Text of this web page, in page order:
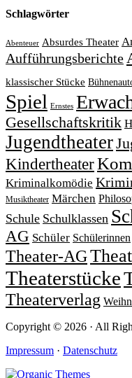
Schlagwörter
Abenteuer Absurdes Theater
Aufführungsberichte
klassischer Stücke
Spiel Ernstes
Gesellschaftskritik
Jugendtheater
Kindertheater
Kriminalkomödie
Musiktheater Märchen
Schule Schulklassen
AG Schüler Schülerinnen
Theater-AG
Theaterstücke
Theaterverlag
Copyright © 2026 · All
Impressum · Datenschutz